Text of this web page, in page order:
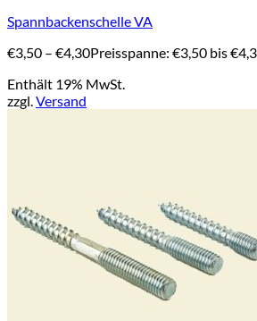
Spannbackenschelle VA
€3,50 – €4,30Preisspanne: €3,50 bis
Enthält 19% MwSt.
zzgl.Versand